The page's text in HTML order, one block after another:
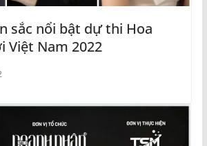
sắc nổi bật dự thi Hoa
Việt Nam 2022